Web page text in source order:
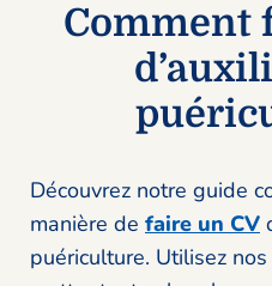
Comment
Découvrez notre guide
manière de faire un CV
puériculture. Utilisez